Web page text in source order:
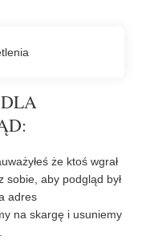
że ktoś wgrał
sobie, aby podgląd był
adres
na skargę i usuniemy